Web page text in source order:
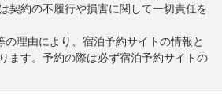
契約の不履行や損害に関して一切責任を
理由により、宿泊予約サイトの情報と
ます。予約の際は必ず宿泊予約サイトの